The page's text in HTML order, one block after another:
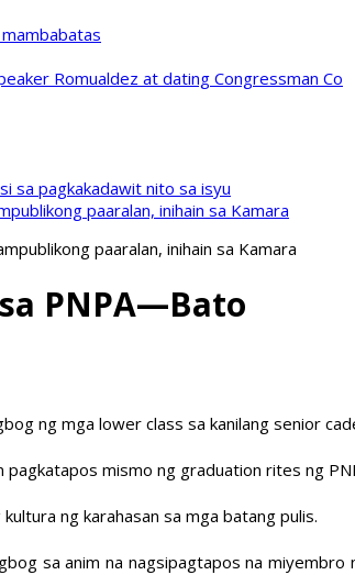
Romualdez at dating Congressman Co
sa pagkakadawit nito sa isyu
paaralan, inihain sa Kamara
paaralan, inihain sa Kamara
PNPA—Bato
ng mga lower class sa kanilang senior
pagkatapos mismo ng graduation rites ng
ng karahasan sa mga batang pulis.
sa anim na nagsipagtapos na